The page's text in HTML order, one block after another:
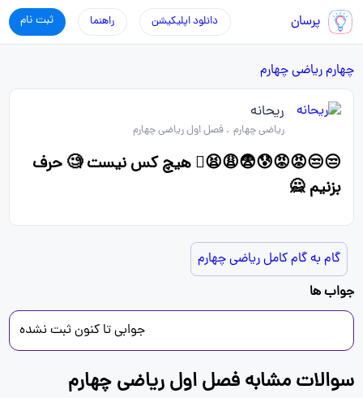
پرسان ثبت نام راهنما دانلود اپلیکیشن
چهارمریاضی چهارم
ریحانه
ریاضی چهارم .فصل اول ریاضی چهارم
😒😒😡😡😰😨😩😫🫩 هیچ کس نیست 🧐 حرف
بزنیم 🙅
گام به گام کامل ریاضی چهارم
جواب ها
جوابی تا کنون ثبت نشده
سوالات مشابه فصل اول ریاضی چهارم